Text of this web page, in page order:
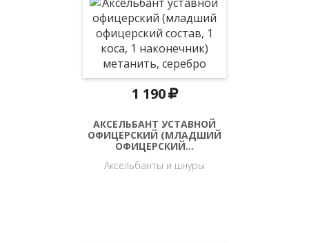
1 190
АКСЕЛЬБАНТ УСТАВНОЙ
ОФИЦЕРСКИЙ (МЛАДШИЙ
ОФИЦЕРСКИЙ…
Аксельбанты и шнуры